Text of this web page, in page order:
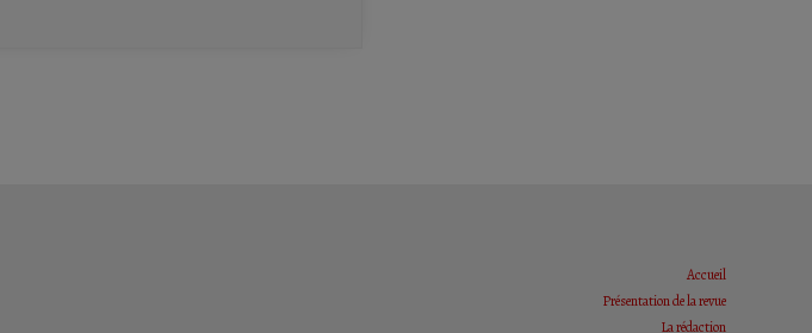
Accueil
Présentation de la revue
La rédaction